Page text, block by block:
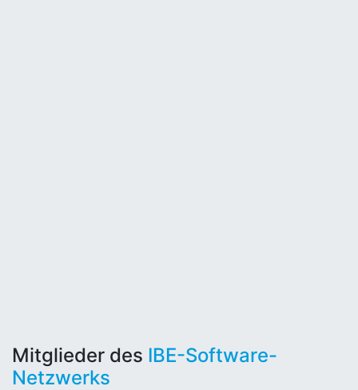
Mitglieder des IBE-Software-
Netzwerks